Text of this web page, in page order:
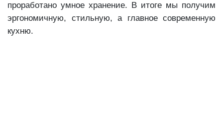
проработано умное хранение. В итоге мы получим
эргономичную, стильную, а главное современную
кухню.